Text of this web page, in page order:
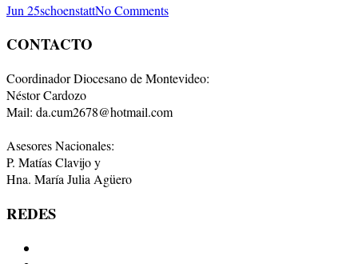
Jun 25schoenstattNo Comments
CONTACTO
Coordinador Diocesano de Montevideo:
Néstor Cardozo
Mail: da.cum2678@hotmail.com
Asesores Nacionales:
P. Matías Clavijo y
Hna. María Julia Agüero
REDES